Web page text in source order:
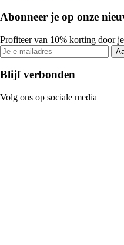
Abonneer je op onze
Profiteer van 10% korting door
Blijf verbonden
Volg ons op sociale media